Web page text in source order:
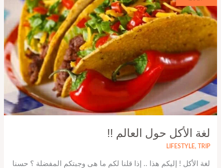
لغة الأكل حول العالم !!
LIFESTYLE, TRIP
لغة الأكل ! إليكم هذا .. إذا قلنا لكم ما هى وجبتكم المفضلة ؟ حسنا
العالم
!!